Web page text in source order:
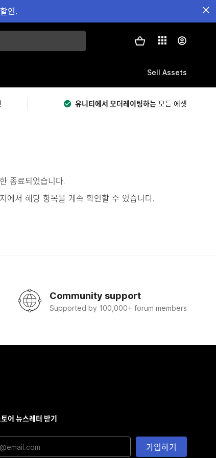
인.
Sell Assets
유니티에서 모더레이팅하는 모든 에셋
종료되었습니다.
에서 해당 항목을 계속 확인할 수 있습니다.
Community support
Supported by 100,000+ forum members
어 뉴스레터 받기
가입하기